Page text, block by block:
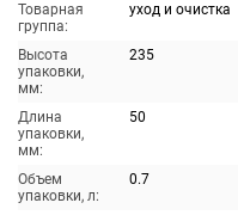
Товарная
группа:
уход и очистка
Высота
упаковки,
мм:
235
Длина
упаковки,
мм:
50
Объем
упаковки, л:
0.7